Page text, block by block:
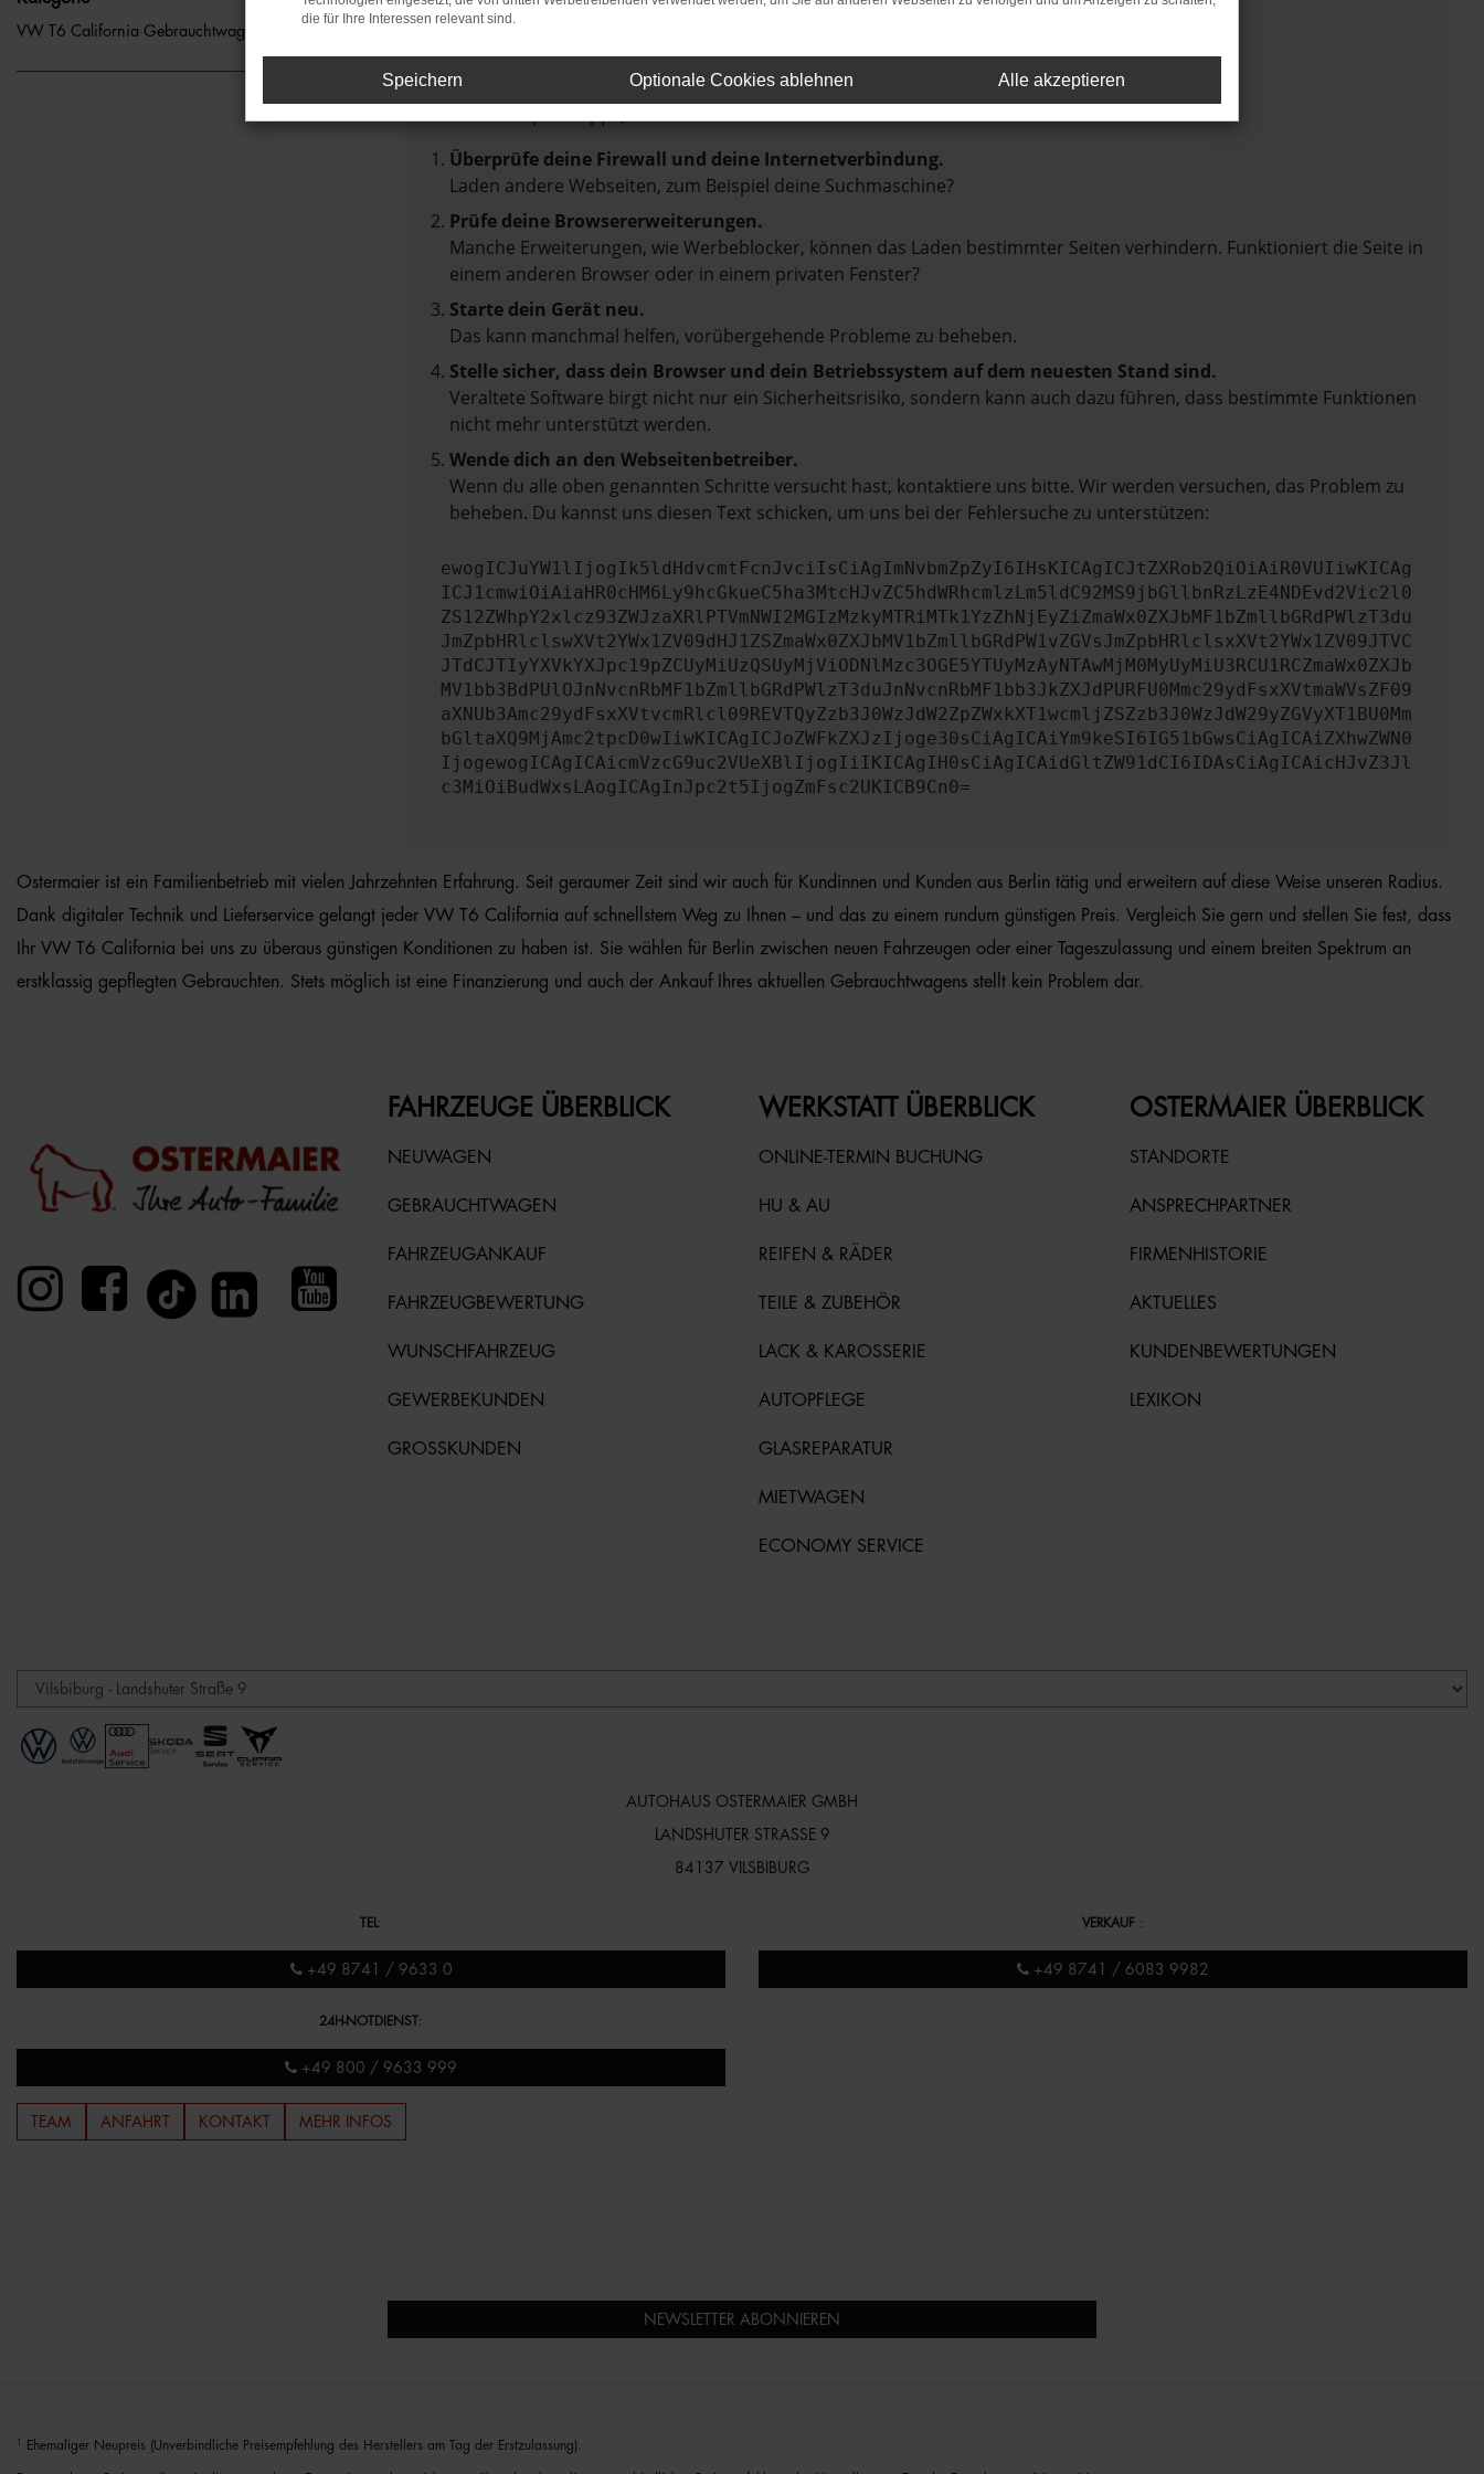
VW T6 California Gebrauchtwagen Berlin
Beim Laden ist ein Fehler aufgetreten.
Hier sind ein paar Tipps, die dir helfen können:
Überprüfe deine Firewall und deine Internetverbindung.
Laden andere Webseiten, zum Beispiel deine Suchmaschine?
Prüfe deine Browsererweiterungen.
Manche Erweiterungen, wie Werbeblocker, können das Laden bestimmter Seiten verhindern. Funktioniert die Seite in
einem anderen Browser oder in einem privaten Fenster?
Starte dein Gerät neu.
Das kann manchmal helfen, vorübergehende Probleme zu beheben.
Stelle sicher, dass dein Browser und dein Betriebssystem auf dem neuesten Stand sind.
Veraltete Software birgt nicht nur ein Sicherheitsrisiko, sondern kann auch dazu führen, dass bestimmte Funktionen
nicht mehr unterstützt werden.
Wende dich an den Webseitenbetreiber.
Wenn du alle oben genannten Schritte versucht hast, kontaktiere uns bitte. Wir werden versuchen, das Problem zu
beheben. Du kannst uns diesen Text schicken, um uns bei der Fehlersuche zu unterstützen:
ewogICJuYW1lIjogIk5ldHdvcmtFcnJvciIsCiAgImNvbmZpZyI6IHsKICAgICJtZXRob2QiOiAiR0VUIiwKICAg
ICJ1cmwiOiAiaHR0cHM6Ly9hcGkueC5ha3MtcHJvZC5hdWRhcmlzLm5ldC92MS9jbGllbnRzLzE4NDEvd2Vic2l0
ZS12ZWhpY2xlcz93ZWJzaXRlPTVmNWI2MGIzMzkyMTRiMTk1YzZhNjEyZiZmaWx0ZXJbMF1bZmllbGRdPWlzT3du
JmZpbHRlclswXVt2YWx1ZV09dHJ1ZSZmaWx0ZXJbMV1bZmllbGRdPW1vZGVsJmZpbHRlclsxXVt2YWx1ZV09JTVC
JTdCJTIyYXVkYXJpc19pZCUyMiUzQSUyMjViODNlMzc3OGE5YTUyMzAyNTAwMjM0MyUyMiU3RCU1RCZmaWx0ZXJb
MV1bb3BdPUlOJnNvcnRbMF1bZmllbGRdPWlzT3duJnNvcnRbMF1bb3JkZXJdPURFU0Mmc29ydFsxXVtmaWVsZF09
aXNUb3Amc29ydFsxXVtvcmRlcl09REVTQyZzb3J0WzJdW2ZpZWxkXT1wcmljZSZzb3J0WzJdW29yZGVyXT1BU0Mm
bGltaXQ9MjAmc2tpcD0wIiwKICAgICJoZWFkZXJzIjoge30sCiAgICAiYm9keSI6IG51bGwsCiAgICAiZXhwZWN0
IjogewogICAgICAicmVzcG9uc2VUeXBlIjogIiIKICAgIH0sCiAgICAidGltZW91dCI6IDAsCiAgICAicHJvZ3Jl
c3MiOiBudWxsLAogICAgInJpc2t5IjogZmFsc2UKICB9Cn0=
Ostermaier ist ein Familienbetrieb mit vielen Jahrzehnten Erfahrung. Seit geraumer Zeit sind wir auch für Kundinnen und Kunden aus Berlin tätig und erweitern auf diese Weise unseren Radius.
Dank digitaler Technik und Lieferservice gelangt jeder VW T6 California auf schnellstem Weg zu Ihnen – und das zu einem rundum günstigen Preis. Vergleich Sie gern und stellen Sie fest, dass
Ihr VW T6 California bei uns zu überaus günstigen Konditionen zu haben ist. Sie wählen für Berlin zwischen neuen Fahrzeugen oder einer Tageszulassung und einem breiten Spektrum an
erstklassig gepflegten Gebrauchten. Stets möglich ist eine Finanzierung und auch der Ankauf Ihres aktuellen Gebrauchtwagens stellt kein Problem dar.
FAHRZEUGE ÜBERBLICK
NEUWAGEN
GEBRAUCHTWAGEN
FAHRZEUGANKAUF
FAHRZEUGBEWERTUNG
WUNSCHFAHRZEUG
GEWERBEKUNDEN
GROSSKUNDEN
WERKSTATT ÜBERBLICK
ONLINE-TERMIN BUCHUNG
HU & AU
REIFEN & RÄDER
TEILE & ZUBEHÖR
LACK & KAROSSERIE
AUTOPFLEGE
GLASREPARATUR
MIETWAGEN
ECONOMY SERVICE
OSTERMAIER ÜBERBLICK
STANDORTE
ANSPRECHPARTNER
FIRMENHISTORIE
AKTUELLES
KUNDENBEWERTUNGEN
LEXIKON
AUTOHAUS OSTERMAIER GMBH
LANDSHUTER STRASSE 9
84137 VILSBIBURG
TEL :
+49 8741 / 9633 0
VERKAUF :
+49 8741 / 6083 9982
24H-NOTDIENST:
+49 800 / 9633 999
TEAM ANFAHRT KONTAKT MEHR INFOS
NEWSLETTER ABONNIEREN
Ehemaliger Neupreis (Unverbindliche Preisempfehlung des Herstellers am Tag der Erstzulassung).
die für Ihre Interessen relevant sind.
Speichern Optionale Cookies ablehnen Alle akzeptieren